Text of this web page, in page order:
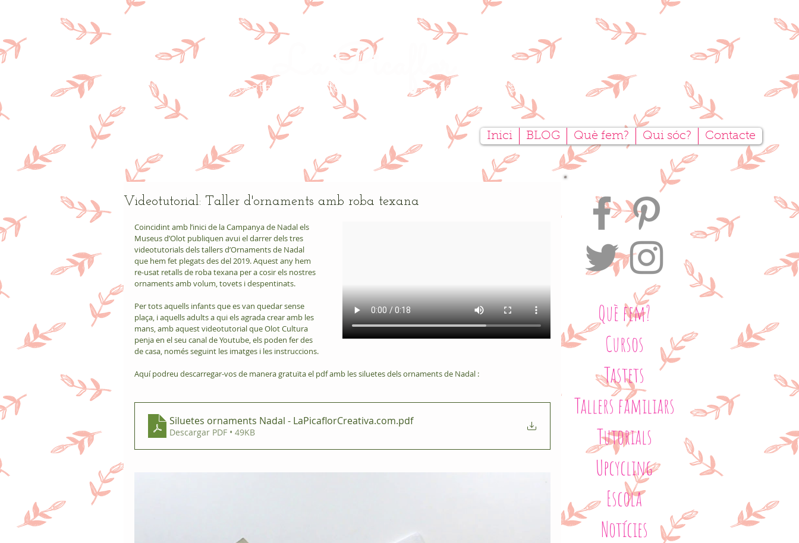
La Picaflor
Restauració de Mobles Creativitat artesanal
Inici BLOG Què fem? Qui sóc? Contacte
Videotutorial: Taller d'ornaments amb roba texana
Coincidint amb l’inici de la Campanya de Nadal els
Museus d’Olot publiquen avui el darrer dels tres
videotutorials dels tallers d’Ornaments de Nadal
que hem fet plegats des del 2019. Aquest any hem
re-usat retalls de roba texana per a cosir els nostres
ornaments amb volum, tovets i despentinats.
Per tots aquells infants que es van quedar sense
plaça, i aquells adults a qui els agrada crear amb les
mans, amb aquest videotutorial que Olot Cultura
penja en el seu canal de Youtube, els poden fer des
de casa, només seguint les imatges i les instruccions.
Aquí podreu descarregar-vos de manera gratuïta el pdf amb les siluetes dels ornaments de Nadal :
Siluetes ornaments Nadal - LaPicaflorCreativa.com.pdf
Descargar PDF • 49KB
Què fem?
Cursos
Tastets
Tallers familiars
Tutorials
Upcycling
Escola
Notícies